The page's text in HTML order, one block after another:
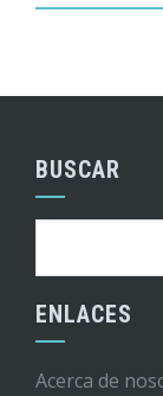
BUSCAR
ENLACES
Acerca de